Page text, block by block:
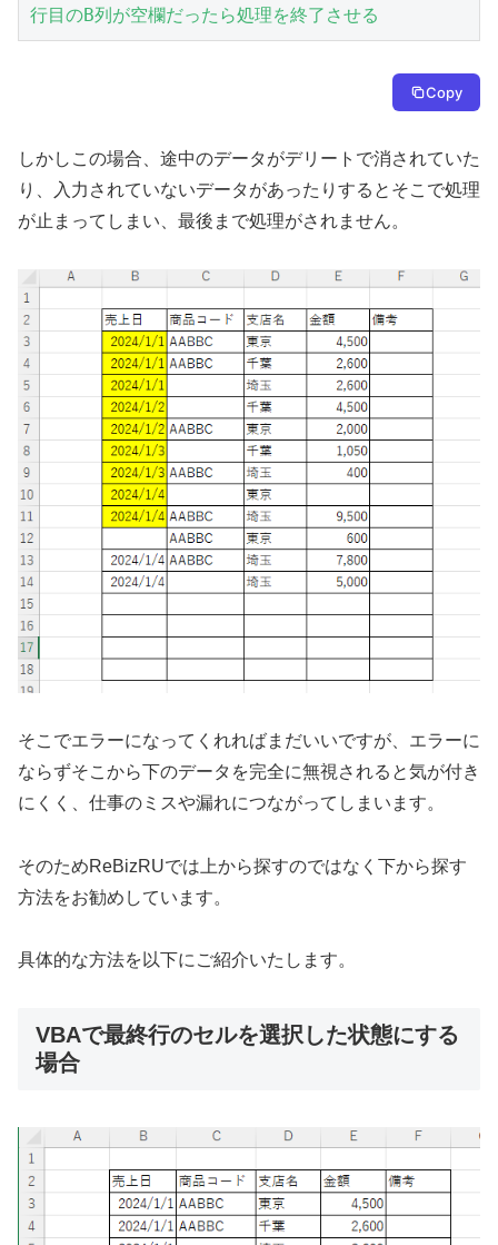
行目のB列が空欄だったら処理を終了させる
Copy
しかしこの場合、途中のデータがデリートで消されていた
り、入力されていないデータがあったりするとそこで処理
が止まってしまい、最後まで処理がされません。
そこでエラーになってくれればまだいいですが、エラーに
ならずそこから下のデータを完全に無視されると気が付き
にくく、仕事のミスや漏れにつながってしまいます。
そのためReBizRUでは上から探すのではなく下から探す
方法をお勧めしています。
具体的な方法を以下にご紹介いたします。
VBAで最終行のセルを選択した状態にする
場合